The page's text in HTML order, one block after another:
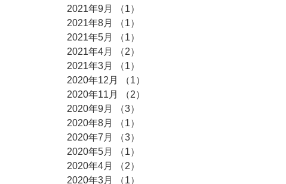
2021年9月
（1）
2021年8月
（1）
2021年5月
（1）
2021年4月
（2）
2021年3月
（1）
2020年12月
（1）
2020年11月
（2）
2020年9月
（3）
2020年8月
（1）
2020年7月
（3）
2020年5月
（1）
2020年4月
（2）
2020年3月
（1）